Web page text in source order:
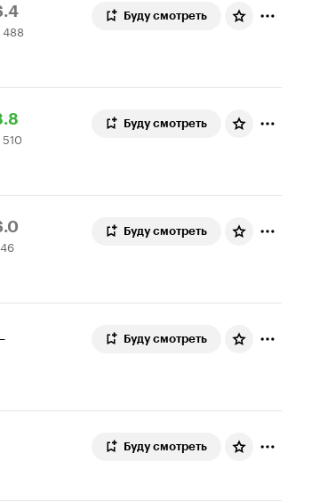
488
Буду смотреть
Буду смотреть
Буду смотреть
Буду смотреть
Буду смотреть